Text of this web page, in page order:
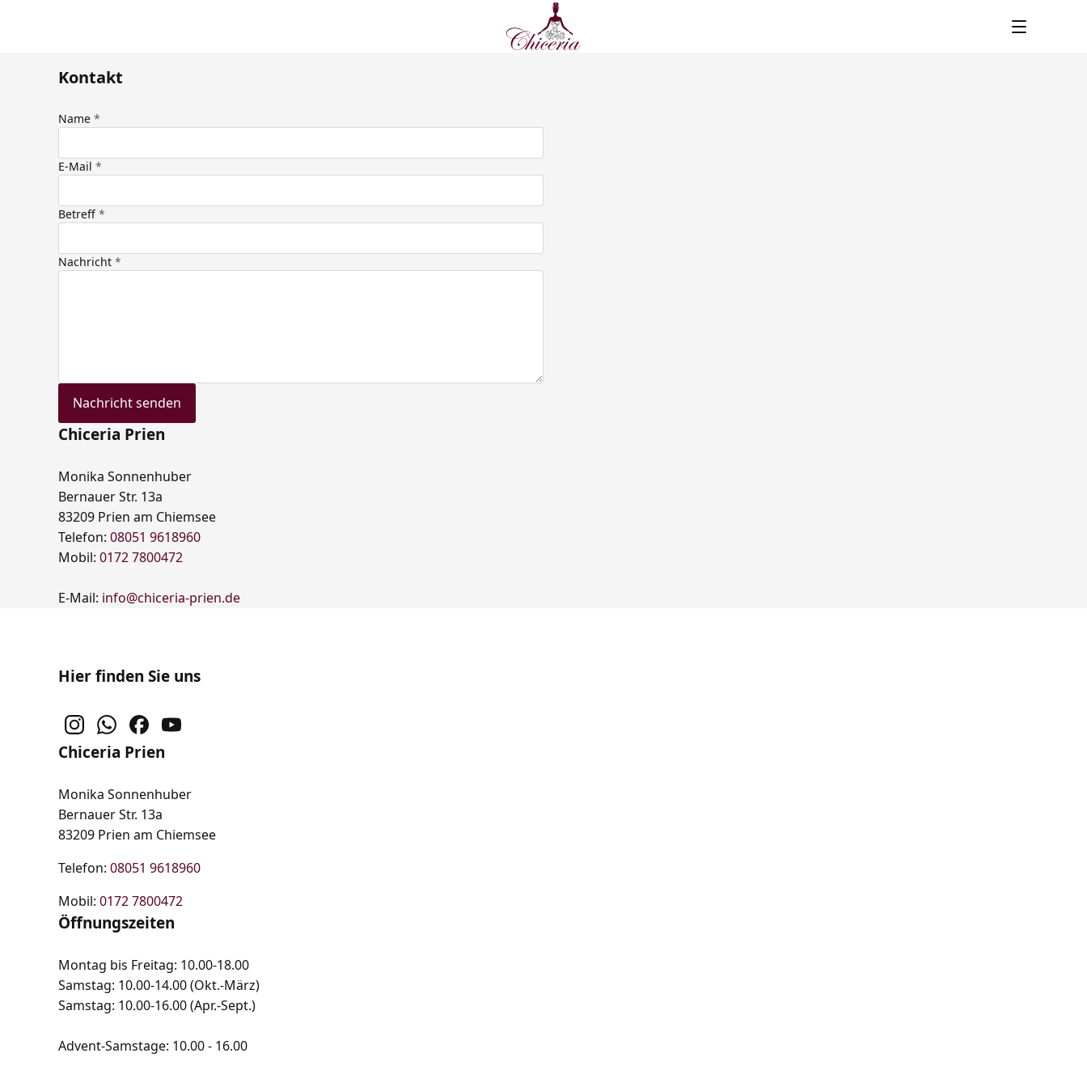
Kontakt
Name
E-Mail
Betreff
Nachricht
Nachricht senden
Chiceria Prien
Monika Sonnenhuber
Bernauer Str. 13a
83209 Prien am Chiemsee
Telefon: 08051 9618960
Mobil: 0172 7800472
E-Mail: info@chiceria-prien.de
Hier finden Sie uns
Chiceria Prien
Monika Sonnenhuber
Bernauer Str. 13a
83209 Prien am Chiemsee
Telefon: 08051 9618960
Mobil: 0172 7800472
Öffnungszeiten
Montag bis Freitag: 10.00-18.00
Samstag: 10.00-14.00 (Okt.-März)
Samstag: 10.00-16.00 (Apr.-Sept.)
Advent-Samstage: 10.00 - 16.00